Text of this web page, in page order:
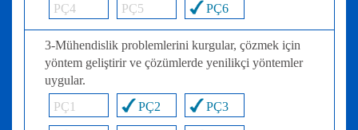
PÇ4 PÇ5 PÇ6
3-Mühendislik problemlerini kurgular, çözmek için
yöntem geliştirir ve çözümlerde yenilikçi yöntemler
uygular.
PÇ1
PÇ2 PÇ3